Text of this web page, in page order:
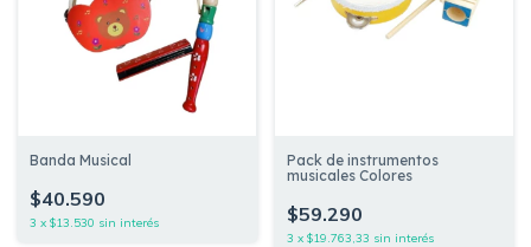
Banda Musical
$40.590
3 x $13.530 sin interés
Pack de instrumentos
musicales Colores
$59.290
3 x $19.763,33 sin interés